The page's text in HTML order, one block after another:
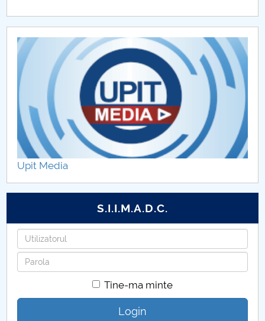
Upit Media
S.I.I.M.A.D.C.
Utilizatorul
Parola
Tine-ma minte
Login